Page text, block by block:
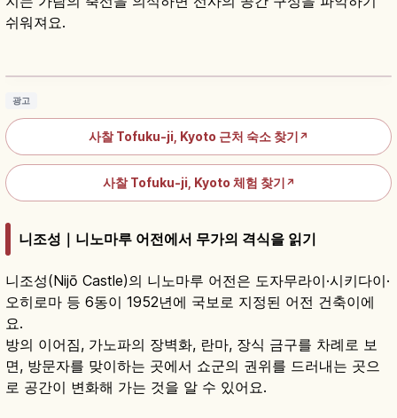
쉬워져요.
도후쿠지란?｜교토 임제종 대본산·쓰텐쿄 단풍
광고
사찰 Tofuku-ji, Kyoto 근처 숙소 찾기 ↗
사찰 Tofuku-ji, Kyoto 체험 찾기 ↗
니조성｜니노마루 어전에서 무가의 격식을 읽기
니조성(Nijō Castle)의 니노마루 어전은 도자무라이·시키다이·
오히로마 등 6동이 1952년에 국보로 지정된 어전 건축이에
요.
방의 이어짐, 가노파의 장벽화, 란마, 장식 금구를 차례로 보
면, 방문자를 맞이하는 곳에서 쇼군의 권위를 드러내는 곳으
로 공간이 변화해 가는 것을 알 수 있어요.
니조성｜교토 도쿠가와 이에야스 세계유산 니